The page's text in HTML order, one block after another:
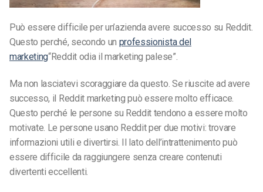
Può essere difficile per un’azienda avere successo su Reddit.
Questo perché, secondo un professionista del
marketing“Reddit odia il marketing palese”.
Ma non lasciatevi scoraggiare da questo. Se riuscite ad avere
successo, il Reddit marketing può essere molto efficace.
Questo perché le persone su Reddit tendono a essere molto
motivate. Le persone usano Reddit per due motivi: trovare
informazioni utili e divertirsi. Il lato dell’intrattenimento può
essere difficile da raggiungere senza creare contenuti
divertenti eccellenti.